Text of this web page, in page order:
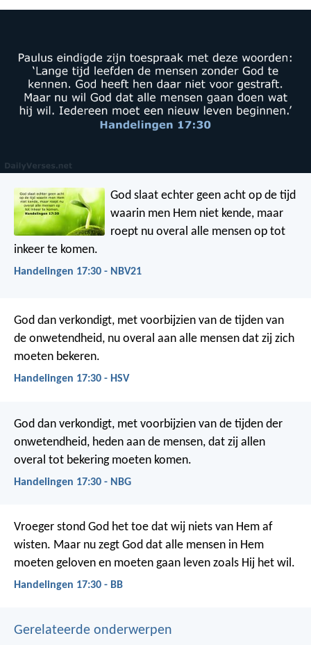
God slaat echter geen acht op de tijd
waarin men Hem niet kende, maar
roept nu overal alle mensen op tot
inkeer te komen.
Handelingen 17:30 - NBV21
God dan verkondigt, met voorbijzien van de tijden van
de onwetendheid, nu overal aan alle mensen dat zij zich
moeten bekeren.
Handelingen 17:30 - HSV
God dan verkondigt, met voorbijzien van de tijden der
onwetendheid, heden aan de mensen, dat zij allen
overal tot bekering moeten komen.
Handelingen 17:30 - NBG
Vroeger stond God het toe dat wij niets van Hem af
wisten. Maar nu zegt God dat alle mensen in Hem
moeten geloven en moeten gaan leven zoals Hij het wil.
Handelingen 17:30 - BB
Gerelateerde onderwerpen